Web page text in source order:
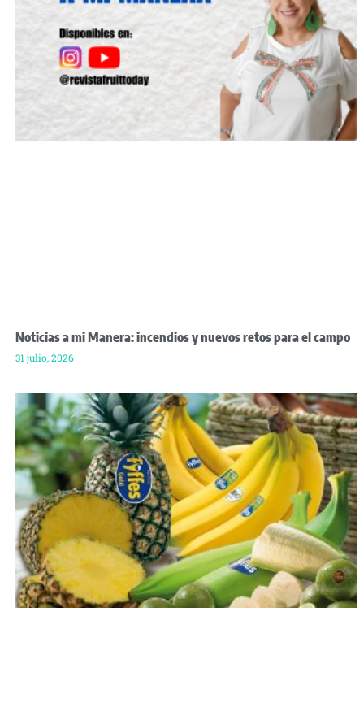
Noticias a mi Manera: incendios y nuevos retos para el campo
31 julio, 2026